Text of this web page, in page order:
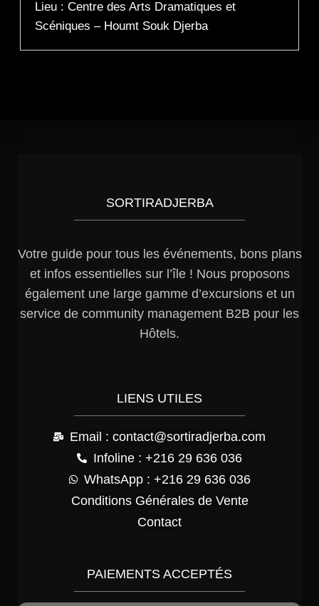
Lieu : Centre des Arts Dramatiques et
Scéniques – Houmt Souk Djerba
SORTIRADJERBA
Votre guide pour tous les événements, bons plans
et infos essentielles sur l’île ! Nous proposons
également une large gamme d’excursions et un
service de community management B2B pour les
Hôtels.
LIENS UTILES
Email : contact@sortiradjerba.com
Infoline : +216 29 636 036
WhatsApp : +216 29 636 036
Conditions Générales de Vente
Contact
PAIEMENTS ACCEPTÉS